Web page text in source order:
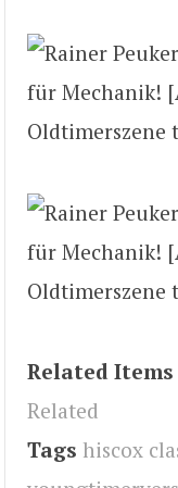
Related
Related
Tags hiscox